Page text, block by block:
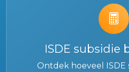
ISDE subsidie
Ontdek hoeveel